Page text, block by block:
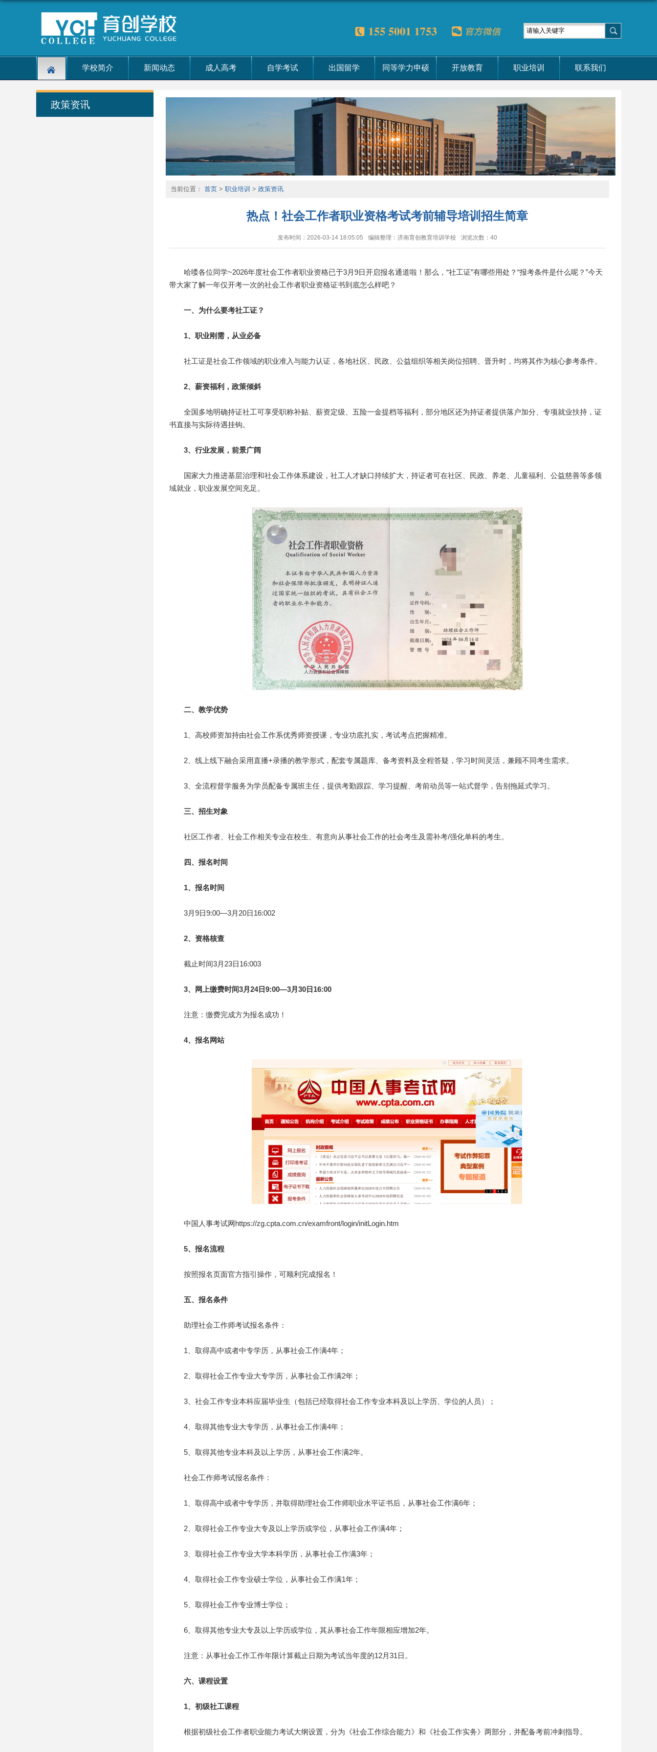
学校简介 新闻动态 成人高考 自学考试 出国留学 同等学力申硕 开放教育 职业培训 联系我们
政策资讯
当前位置： 首页> 职业培训 > 政策资讯
热点！社会工作者职业资格考试考前辅导培训招生简章
发布时间：2026-03-14 18:05:05 编辑整理：济南育创教育培训学校 浏览次数： 40
哈喽各位同学~2026年度社会工作者职业资格已于3月9日开启报名通道啦！那么，“社工证”有哪些用处？“报考条件是什么呢？”今天
带大家了解一年仅开考一次的社会工作者职业资格证书到底怎么样吧？
一、为什么要考社工证？
1、职业刚需，从业必备
社工证是社会工作领域的职业准入与能力认证，各地社区、民政、公益组织等相关岗位招聘、晋升时，均将其作为核心参考条件。
2、薪资福利，政策倾斜
全国多地明确持证社工可享受职称补贴、薪资定级、五险一金提档等福利，部分地区还为持证者提供落户加分、专项就业扶持，证
书直接与实际待遇挂钩。
3、行业发展，前景广阔
国家大力推进基层治理和社会工作体系建设，社工人才缺口持续扩大，持证者可在社区、民政、养老、儿童福利、公益慈善等多领
域就业，职业发展空间充足。
二、教学优势
1、高校师资加持由社会工作系优秀师资授课，专业功底扎实，考试考点把握精准。
2、线上线下融合采用直播+录播的教学形式，配套专属题库、备考资料及全程答疑，学习时间灵活，兼顾不同考生需求。
3、全流程督学服务为学员配备专属班主任，提供考勤跟踪、学习提醒、考前动员等一站式督学，告别拖延式学习。
三、招生对象
社区工作者、社会工作相关专业在校生、有意向从事社会工作的社会考生及需补考/强化单科的考生。
四、报名时间
1、报名时间
3月9日9:00—3月20日16:002
2、资格核查
截止时间3月23日16:003
3、网上缴费时间3月24日9:00—3月30日16:00
注意：缴费完成方为报名成功！
4、报名网站
中国人事考试网https://zg.cpta.com.cn/examfront/login/initLogin.htm
5、报名流程
按照报名页面官方指引操作，可顺利完成报名！
五、报名条件
助理社会工作师考试报名条件：
1、取得高中或者中专学历，从事社会工作满4年；
2、取得社会工作专业大专学历，从事社会工作满2年；
3、社会工作专业本科应届毕业生（包括已经取得社会工作专业本科及以上学历、学位的人员）；
4、取得其他专业大专学历，从事社会工作满4年；
5、取得其他专业本科及以上学历，从事社会工作满2年。
社会工作师考试报名条件：
1、取得高中或者中专学历，并取得助理社会工作师职业水平证书后，从事社会工作满6年；
2、取得社会工作专业大专及以上学历或学位，从事社会工作满4年；
3、取得社会工作专业大学本科学历，从事社会工作满3年；
4、取得社会工作专业硕士学位，从事社会工作满1年；
5、取得社会工作专业博士学位；
6、取得其他专业大专及以上学历或学位，其从事社会工作年限相应增加2年。
注意：从事社会工作工作年限计算截止日期为考试当年度的12月31日。
六、课程设置
1、初级社工课程
根据初级社会工作者职业能力考试大纲设置，分为《社会工作综合能力》和《社会工作实务》两部分，并配备考前冲刺指导。